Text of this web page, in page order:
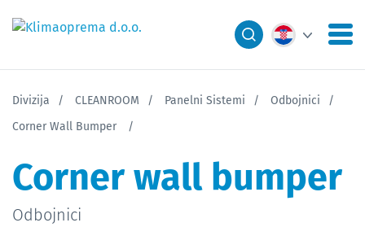
Divizija CLEANROOM Panelni Sistemi
Odbojnici
Corner Wall Bumper
Corner wall bumper
Odbojnici